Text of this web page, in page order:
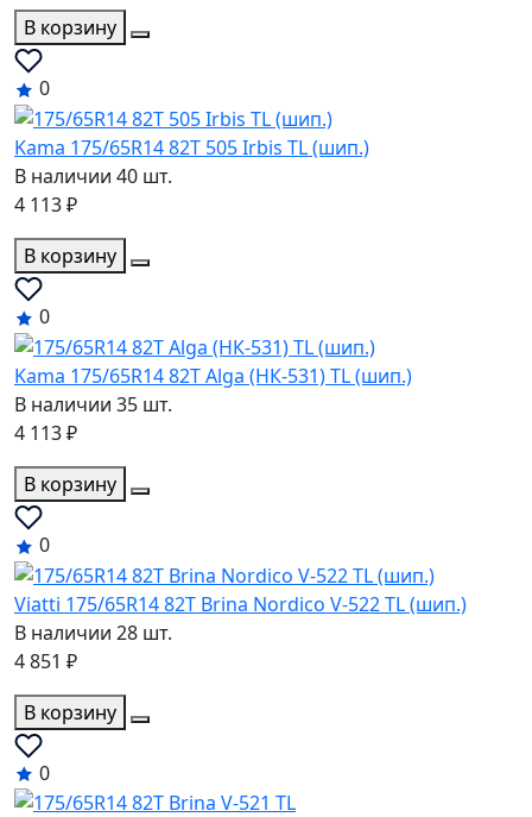
В корзину
0
Kama 175/65R14 82T 505 Irbis TL (шип.)
В наличии 40 шт.
4 113 ₽
В корзину
0
Kama 175/65R14 82T Alga (НК-531) TL (шип.)
В наличии 35 шт.
4 113 ₽
В корзину
0
Viatti 175/65R14 82T Brina Nordico V-522 TL (шип.)
В наличии 28 шт.
4 851 ₽
В корзину
0